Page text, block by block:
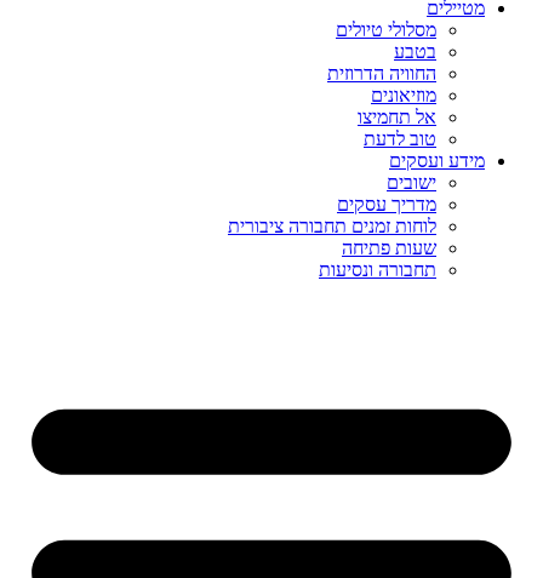
מטיילים
מסלולי טיולים
בטבע
החוויה הדרוזית
מוזיאונים
אל תחמיצו
טוב לדעת
מידע ועסקים
ישובים
מדריך עסקים
לוחות זמנים תחבורה ציבורית
שעות פתיחה
תחבורה ונסיעות